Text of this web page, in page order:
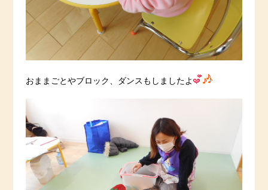
おままごとやブロック、ダンスもしましたよ